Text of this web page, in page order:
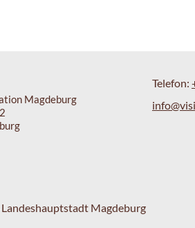
Magdeburg
Telefon:
Magdeburg